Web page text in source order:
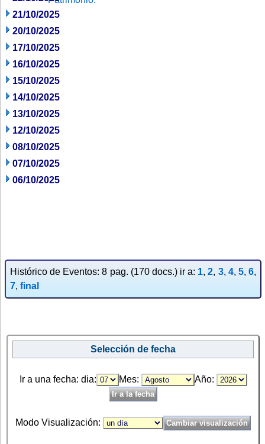
21/10/2025
20/10/2025
17/10/2025
16/10/2025
15/10/2025
14/10/2025
13/10/2025
12/10/2025
08/10/2025
07/10/2025
06/10/2025
Histórico de Eventos: 8 pag. (170 docs.) ir a: 1,2, 3, 4, 5,6,
7, final
Selección de fecha
Ir a una fecha: dia: Mes: Año:
Modo Visualización: